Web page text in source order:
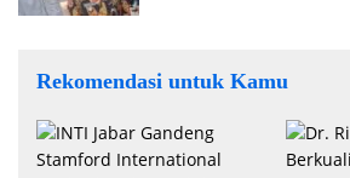
Rekomendasi untuk Kamu